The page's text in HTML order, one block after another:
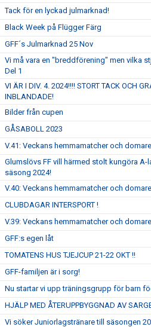
Tack för en lyckad julmarknad!
Black Week på Flügger Färg
GFF´s Julmarknad 25 Nov
Vi må vara en "breddförening" men vilka
Del 1
VI ÄR I DIV. 4. 2024!!!! STORT TACK OCH
INBLANDADE!
Bilder från cupen
GÅSABOLL 2023
V.41: Veckans hemmamatcher och domare
Glumslövs FF vill härmed stolt kungöra A-
säsong 2024!
V.40: Veckans hemmamatcher och domare
CLUBDAGAR INTERSPORT !
V.39: Veckans hemmamatcher och domare
GFF:s egen låt
TOMATENS HUS TJEJCUP 21-22 OKT !!
GFF-familjen är i sorg!
Nu startar vi upp träningsgrupp för barn
HJÄLP MED ÅTERUPPBYGGNAD AV
Vi söker Juniorlagstränare till säsongen